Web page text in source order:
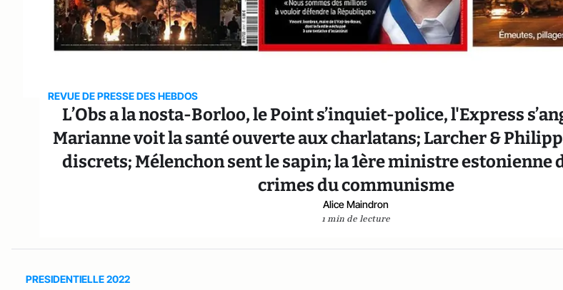
REVUE DE PRESSE DES HEBDOS
L’Obs a la nosta-Borloo, le Point s’inquiet-police, l'Express
Marianne voit la santé ouverte aux charlatans; Larcher &
discrets; Mélenchon sent le sapin; la 1ère ministre estonienne
crimes du communisme
Alice Maindron
1 min de lecture
PRESIDENTIELLE 2022